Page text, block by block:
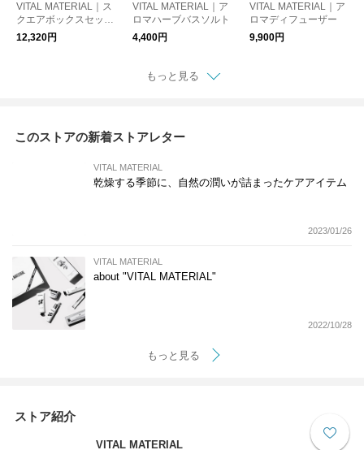
VITAL MATERIAL｜ス
クエアボックスセット
B
12,320円
VITAL MATERIAL｜ア
ロマハーブバスソルト
4,400円
VITAL MATERIAL｜ア
ロマディフューザー
9,900円
もっと見る
このストアの新着ストアレター
VITAL MATERIAL
乾燥する季節に、自然の潤いが詰まったケアアイテム
2023/01/26
VITAL MATERIAL
about "VITAL MATERIAL"
2022/10/28
もっと見る
ストア紹介
VITAL MATERIAL